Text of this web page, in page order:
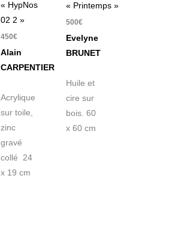
« HypNos
02 2 »
450€
Alain
CARPENTIER
Acrylique
sur toile,
zinc
gravé
collé 24
x 19 cm
« Printemps »
500€
Evelyne
BRUNET
Huile et
cire sur
bois. 60
x 60 cm